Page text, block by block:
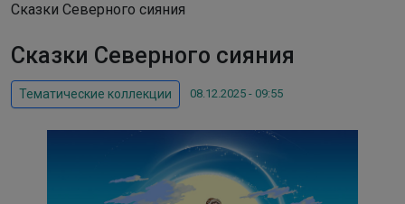
Сказки Северного сияния
Сказки Северного сияния
Тематические коллекции 08.12.2025 - 09:55